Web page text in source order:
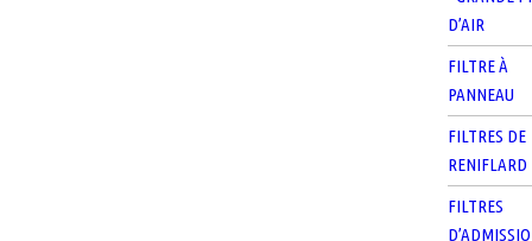
D’AIR
FILTRE À
PANNEAU
FILTRES DE
RENIFLARD
FILTRES